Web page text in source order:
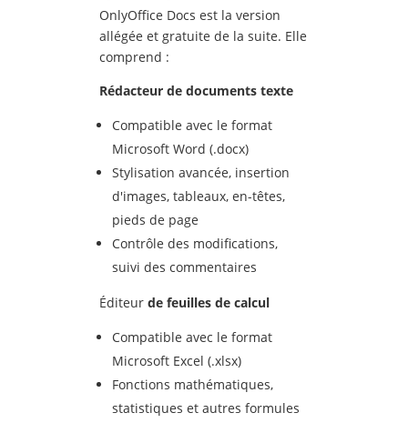
OnlyOffice Docs est la version
allégée et gratuite de la suite. Elle
comprend :
Rédacteur de documents texte
Compatible avec le format
Microsoft Word (.docx)
Stylisation avancée, insertion
d'images, tableaux, en-têtes,
pieds de page
Contrôle des modifications,
suivi des commentaires
Éditeurde feuilles de calcul
Compatible avec le format
Microsoft Excel (.xlsx)
Fonctions mathématiques,
statistiques et autres formules